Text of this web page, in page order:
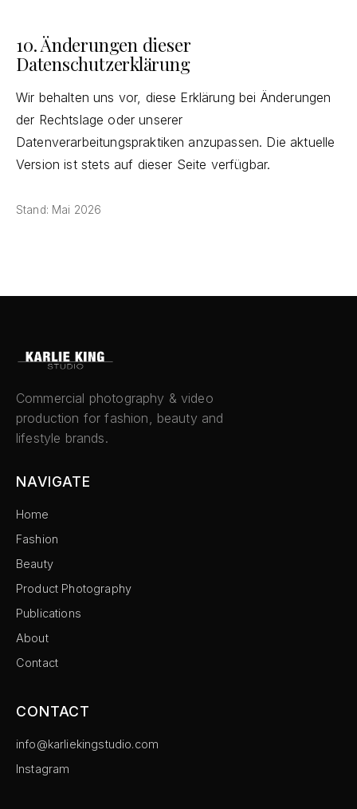
10. Änderungen dieser
Datenschutzerklärung
Wir behalten uns vor, diese Erklärung bei Änderungen
der Rechtslage oder unserer
Datenverarbeitungspraktiken anzupassen. Die aktuelle
Version ist stets auf dieser Seite verfügbar.
Stand: Mai 2026
Commercial photography & video
production for fashion, beauty and
lifestyle brands.
NAVIGATE
Home
Fashion
Beauty
Product Photography
Publications
About
Contact
CONTACT
info@karliekingstudio.com
Instagram